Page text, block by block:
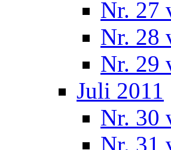
Nr. 27
Nr. 28
Nr. 29
Juli 2011
Nr. 30
Nr. 31